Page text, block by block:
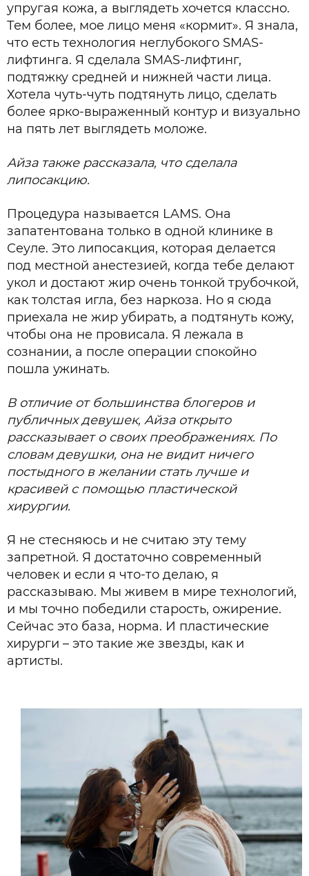
упругая кожа, а выглядеть хочется классно.
Тем более, мое лицо меня «кормит». Я знала,
что есть технология неглубокого SMAS-
лифтинга. Я сделала SMAS-лифтинг,
подтяжку средней и нижней части лица.
Хотела чуть-чуть подтянуть лицо, сделать
более ярко-выраженный контур и визуально
на пять лет выглядеть моложе.
Айза также рассказала, что сделала
липосакцию.
Процедура называется LAMS. Она
запатентована только в одной клинике в
Сеуле. Это липосакция, которая делается
под местной анестезией, когда тебе делают
укол и достают жир очень тонкой трубочкой,
как толстая игла, без наркоза. Но я сюда
приехала не жир убирать, а подтянуть кожу,
чтобы она не провисала. Я лежала в
сознании, а после операции спокойно
пошла ужинать.
В отличие от большинства блогеров и
публичных девушек, Айза открыто
рассказывает о своих преображениях. По
словам девушки, она не видит ничего
постыдного в желании стать лучше и
красивей с помощью пластической
хирургии.
Я не стесняюсь и не считаю эту тему
запретной. Я достаточно современный
человек и если я что-то делаю, я
рассказываю. Мы живем в мире технологий,
и мы точно победили старость, ожирение.
Сейчас это база, норма. И пластические
хирурги – это такие же звезды, как и
артисты.